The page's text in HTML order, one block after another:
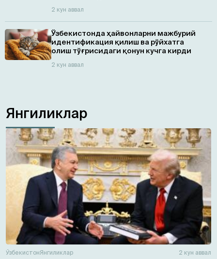
2 кун аввал
Ўзбекистонда ҳайвонларни мажбурий
идентификация қилиш ва рўйхатга
олиш тўғрисидаги қонун кучга кирди
2 кун аввал
Янгиликлар
ЎзбекистонЯнгиликлар 2 кун аввал